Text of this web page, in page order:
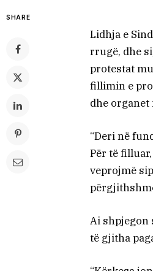
SHARE
Lidhja e
rrugë, dhe
protestat
fillimin e
dhe organet
“Deri në
Për të
veprojmë
Ai shpjegon
të gjitha